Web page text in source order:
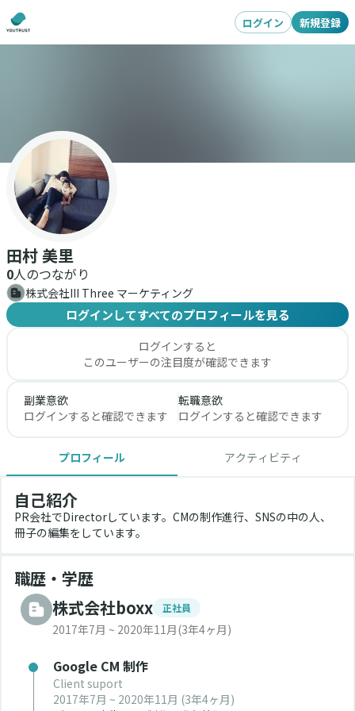
ログイン 新規登録
田村 美里
0人のつながり
株式会社III Three マーケティング
ログインしてすべてのプロフィールを見る
ログインすると
このユーザーの注目度が確認できます
副業意欲
ログインすると確認できます
転職意欲
ログインすると確認できます
プロフィール アクティビティ
自己紹介
PR会社でDirectorしています。CMの制作進行、SNSの中の人、
冊子の編集をしています。
職歴・学歴
株式会社boxx
正社員
2017年7月 ~ 2020年11月(3年4ヶ月)
Google CM 制作
Client suport
2017年7月 ~ 2020年11月 (3年4ヶ月)